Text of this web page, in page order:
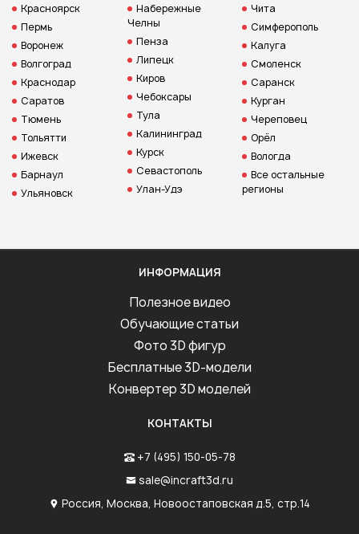
Красноярск
Пермь
Воронеж
Волгоград
Краснодар
Саратов
Тюмень
Тольятти
Ижевск
Барнаул
Ульяновск
Набережные
Челны
Пенза
Липецк
Киров
Чебоксары
Тула
Калининград
Курск
Севастополь
Улан-Удэ
Чита
Симферополь
Калуга
Смоленск
Саранск
Курган
Череповец
Орёл
Вологда
Все остальные
регионы
ИНФОРМАЦИЯ
Полезное видео
Обучающие статьи
Фото 3D фигур
Бесплатные 3D-модели
Конвертер 3D моделей
КОНТАКТЫ
+7 (495) 150-05-78
sale@incraft3d.ru
Россия, Москва, Новоостаповская д.5, стр.14